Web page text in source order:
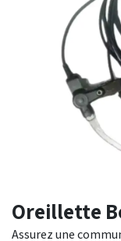
Oreillette
Assurez une